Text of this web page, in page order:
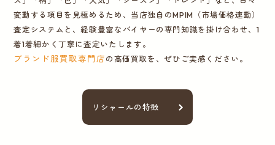
変動する項目を見極めるため、当店独自のMPIM（市場価格連動）
査定システムと、経験豊富なバイヤーの専門知識を掛け合わせ、1
着1着細かく丁寧に査定いたします。
ブランド服買取専門店の高価買取を、ぜひご実感ください。
リシャールの特徴